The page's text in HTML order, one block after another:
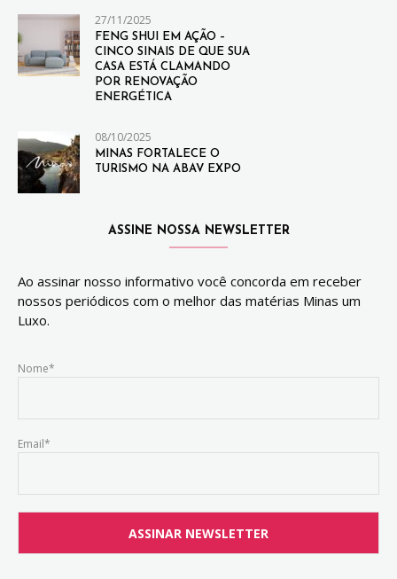
27/11/2025
FENG SHUI EM AÇÃO –
CINCO SINAIS DE QUE SUA
CASA ESTÁ CLAMANDO
POR RENOVAÇÃO
ENERGÉTICA
08/10/2025
MINAS FORTALECE O
TURISMO NA ABAV EXPO
ASSINE NOSSA NEWSLETTER
Ao assinar nosso informativo você concorda em receber
nossos periódicos com o melhor das matérias Minas um
Luxo.
Nome*
Email*